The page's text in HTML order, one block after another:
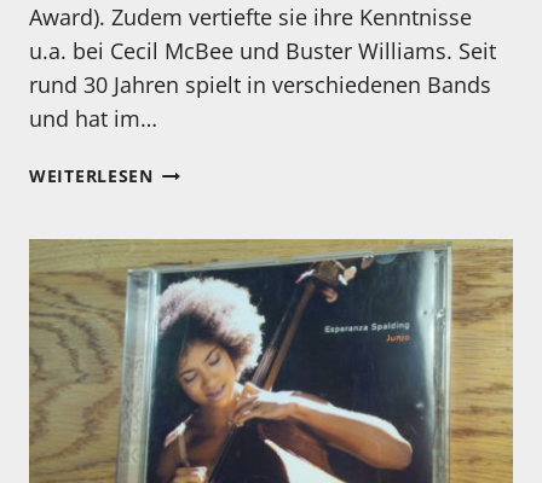
Award). Zudem vertiefte sie ihre Kenntnisse
u.a. bei Cecil McBee und Buster Williams. Seit
rund 30 Jahren spielt in verschiedenen Bands
und hat im…
WEITERLESENKENNEN
SCHWARZ?